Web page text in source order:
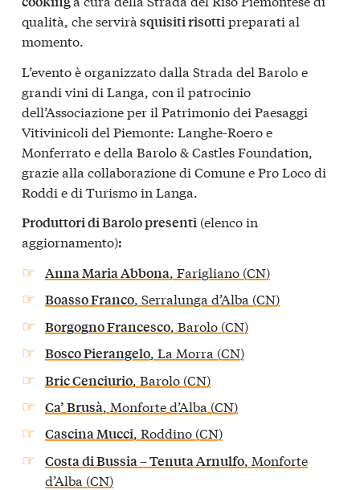
qualità, che servirà squisiti risottipreparati al
momento.
L’evento è organizzato dalla Strada del Barolo e
grandi vini di Langa, con il patrocinio
dell’Associazione per il Patrimonio dei Paesaggi
Vitivinicoli del Piemonte: Langhe-Roero e
Monferrato e della Barolo & Castles Foundation,
grazie alla collaborazione di Comune e Pro Loco di
Roddi e di Turismo in Langa.
Produttori di Barolo presenti (elenco in
aggiornamento):
Anna Maria Abbona, Farigliano (CN)
Boasso Franco, Serralunga d’Alba (CN)
Borgogno Francesco, Barolo (CN)
Bosco Pierangelo, La Morra (CN)
Bric Cenciurio , Barolo (CN)
Ca’ Brusà, Monforte d’Alba (CN)
Cascina Mucci, Roddino (CN)
Costa di Bussia – Tenuta Arnulfo, Monforte
d’Alba (CN)